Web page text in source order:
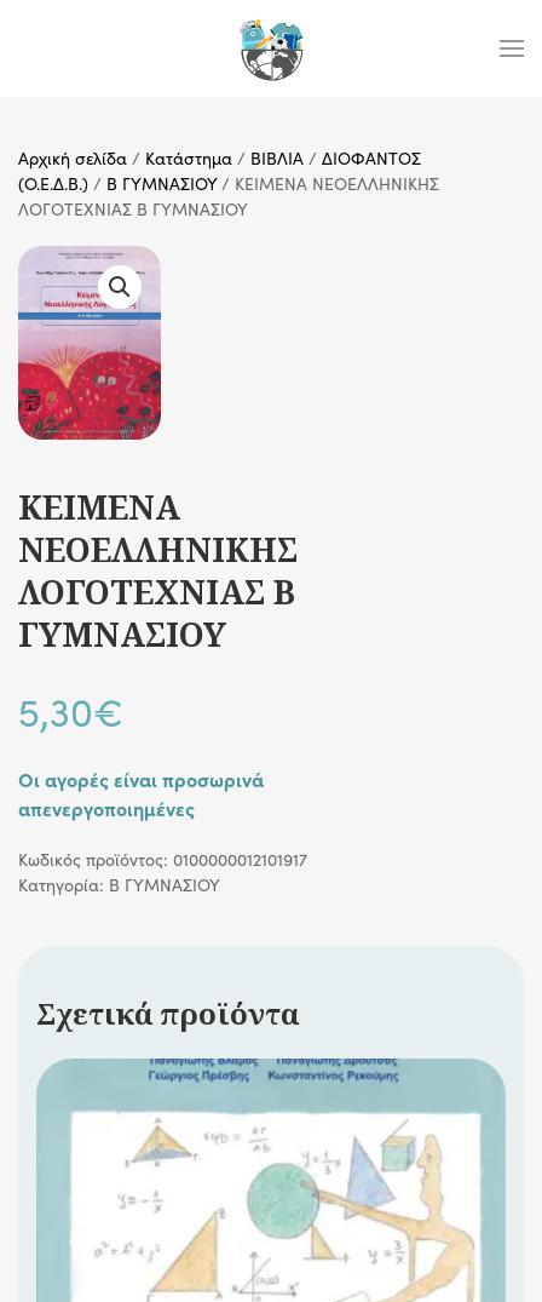
Αρχική σελίδα / Κατάστημα / ΒΙΒΛΙΑ / ΔΙΟΦΑΝΤΟΣ
(Ο.Ε.Δ.Β.) / Β ΓΥΜΝΑΣΙΟΥ/ ΚΕΙΜΕΝΑ ΝΕΟΕΛΛΗΝΙΚΗΣ
ΛΟΓΟΤΕΧΝΙΑΣ Β ΓΥΜΝΑΣΙΟΥ
ΚΕΙΜΕΝΑ
ΝΕΟΕΛΛΗΝΙΚΗΣ
ΛΟΓΟΤΕΧΝΙΑΣ Β
ΓΥΜΝΑΣΙΟΥ
5,30€
Οι αγορές είναι προσωρινά
απενεργοποιημένες
Κωδικός προϊόντος: 0100000012101917
Κατηγορία: Β ΓΥΜΝΑΣΙΟΥ
Σχετικά προϊόντα